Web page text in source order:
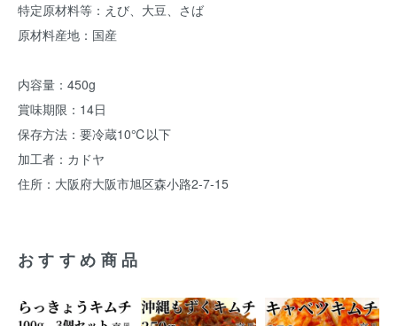
特定原材料等：えび、大豆、さば
原材料産地：国産
内容量：450g
賞味期限：14日
保存方法：要冷蔵10℃以下
加工者：カドヤ
住所：大阪府大阪市旭区森小路2-7-15
おすすめ商品